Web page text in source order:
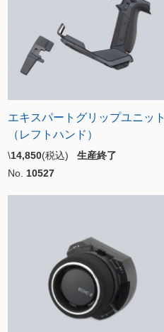
エキスパートグリップユニット
（レフトハンド）
\14,850(税込) 生産終了
No. 10527